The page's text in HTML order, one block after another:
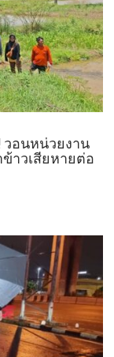
อนหน่วยงาน
าวเสียหายต่อ